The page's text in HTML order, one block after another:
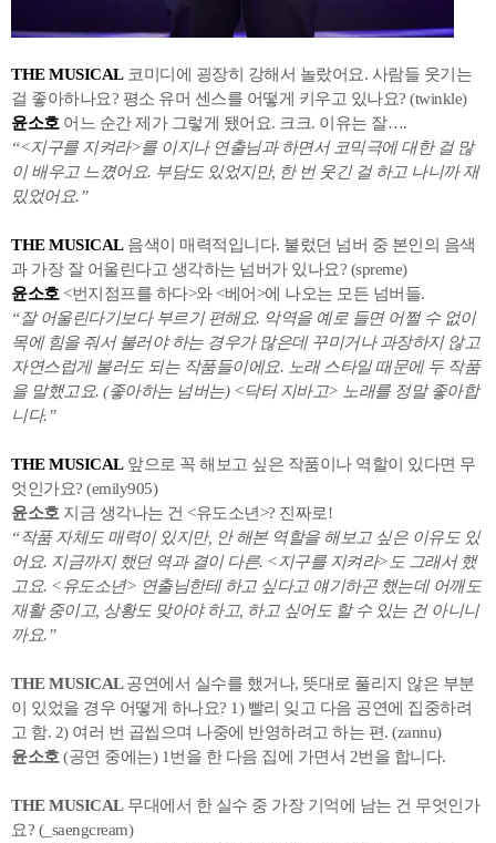
THE MUSICAL코미디에 굉장히 강해서 놀랐어요. 사람들 웃기는
걸 좋아하나요? 평소 유머 센스를 어떻게 키우고 있나요? (twinkle)
윤소호어느 순간 제가 그렇게 됐어요. 크크. 이유는 잘….
“<지구를 지켜라>를 이지나 연출님과 하면서 코믹극에 대한 걸 많
이 배우고 느꼈어요. 부담도 있었지만, 한 번 웃긴 걸 하고 나니까 재
밌었어요.”
THE MUSICAL음색이 매력적입니다. 불렀던 넘버 중 본인의 음색
과 가장 잘 어울린다고 생각하는 넘버가 있나요? (spreme)
윤소호<번지점프를 하다>와 <베어>에 나오는 모든 넘버들.
“잘 어울린다기보다 부르기 편해요. 악역을 예로 들면 어쩔 수 없이
목에 힘을 줘서 불러야 하는 경우가 많은데 꾸미거나 과장하지 않고
자연스럽게 불러도 되는 작품들이에요. 노래 스타일 때문에 두 작품
을 말했고요. (좋아하는 넘버는) <닥터 지바고> 노래를 정말 좋아합
니다.”
THE MUSICAL앞으로 꼭 해보고 싶은 작품이나 역할이 있다면 무
엇인가요? (emily905)
윤소호지금 생각나는 건 <유도소년>? 진짜로!
“작품 자체도 매력이 있지만, 안 해본 역할을 해보고 싶은 이유도 있
어요. 지금까지 했던 역과 결이 다른. <지구를 지켜라>도 그래서 했
고요. <유도소년> 연출님한테 하고 싶다고 얘기하곤 했는데 어깨도
재활 중이고, 상황도 맞아야 하고, 하고 싶어도 할 수 있는 건 아니니
까요.”
THE MUSICAL공연에서 실수를 했거나, 뜻대로 풀리지 않은 부분
이 있었을 경우 어떻게 하나요? 1) 빨리 잊고 다음 공연에 집중하려
고 함. 2) 여러 번 곱씹으며 나중에 반영하려고 하는 편. (zannu)
윤소호(공연 중에는) 1번을 한 다음 집에 가면서 2번을 합니다.
THE MUSICAL무대에서 한 실수 중 가장 기억에 남는 건 무엇인가
요? (_saengcream)